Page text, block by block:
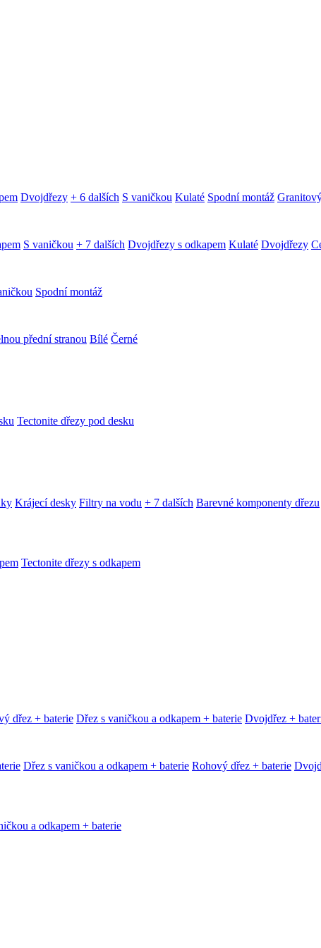
Dvojdřezy + 6 dalších S vaničkou Kulaté Spodní montáž
S vaničkou + 7 dalších Dvojdřezy s odkapem Kulaté Dvojdřezy
Spodní montáž
přední stranou Bílé Černé
Tectonite dřezy pod desku
Krájecí desky Filtry na vodu + 7 dalších Barevné komponenty dřezu
Tectonite dřezy s odkapem
dřez + baterie Dřez s vaničkou a odkapem + baterie Dvojdřez +
Dřez s vaničkou a odkapem + baterie Rohový dřez + baterie
a odkapem + baterie